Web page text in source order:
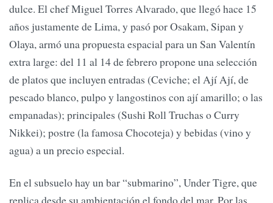
dulce. El chef Miguel Torres Alvarado, que llegó hace 15
años justamente de Lima, y pasó por Osakam, Sipan y
Olaya, armó una propuesta espacial para un San Valentín
extra large: del 11 al 14 de febrero propone una selección
de platos que incluyen entradas (Ceviche; el Ají Ají, de
pescado blanco, pulpo y langostinos con ají amarillo; o las
empanadas); principales (Sushi Roll Truchas o Curry
Nikkei); postre (la famosa Chocoteja) y bebidas (vino y
agua) a un precio especial.
En el subsuelo hay un bar “submarino”, Under Tigre, que
replica desde su ambientación el fondo del mar. Por las